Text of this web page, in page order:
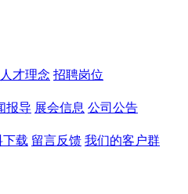
人才理念 招聘岗位
报导 展会信息 公司公告
下载 留言反馈 我们的客户群